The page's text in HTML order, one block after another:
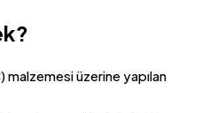
malzemesi üzerine yapılan